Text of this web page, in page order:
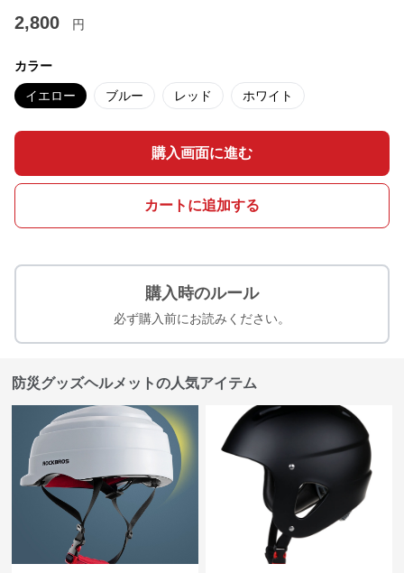
2,800 円
カラー
イエロー ブルー レッド ホワイト
購入画面に進む
カートに追加する
購入時のルール
必ず購入前にお読みください。
防災グッズヘルメットの人気アイテム